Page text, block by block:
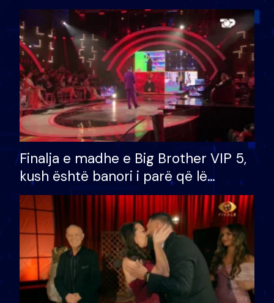
Finalja e madhe e Big Brother VIP 5,
kush është banori i parë që lë
shtëpinë dhe humb mundësinë për
të fituar çmimin e madh